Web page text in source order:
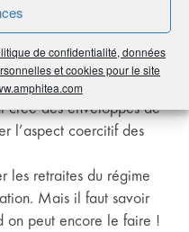
de confidentialité, données
et cookies pour le site
à la situation
que nous avons vécues
conditions d’accès à la
créé des enveloppes de
l’aspect coercitif des
les retraites du régime
Mais il faut savoir
on peut encore le faire !